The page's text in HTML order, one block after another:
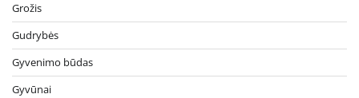
Grožis
Gudrybės
Gyvenimo būdas
Gyvūnai